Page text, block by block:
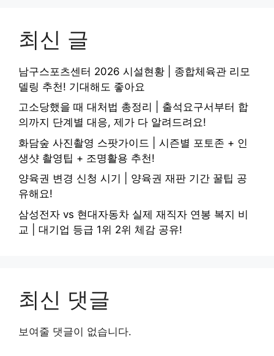
최신 글
남구스포츠센터 2026 시설현황 | 종합체육관 리모
델링 추천! 기대해도 좋아요
고소당했을 때 대처법 총정리 | 출석요구서부터 합
의까지 단계별 대응, 제가 다 알려드려요!
화담숲 사진촬영 스팟가이드 | 시즌별 포토존 + 인
생샷 촬영팁 + 조명활용 추천!
양육권 변경 신청 시기 | 양육권 재판 기간 꿀팁 공
유해요!
삼성전자 vs 현대자동차 실제 재직자 연봉 복지 비
교 | 대기업 등급 1위 2위 체감 공유!
최신 댓글
보여줄 댓글이 없습니다.